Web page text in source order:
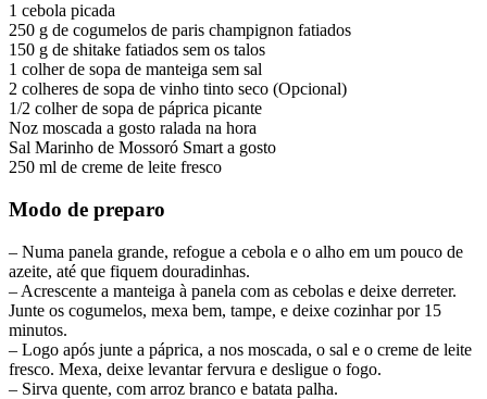
1 cebola picada
250 g de cogumelos de paris champignon fatiados
150 g de shitake fatiados sem os talos
1 colher de sopa de manteiga sem sal
2 colheres de sopa de vinho tinto seco (Opcional)
1/2 colher de sopa de páprica picante
Noz moscada a gosto ralada na hora
Sal Marinho de Mossoró Smart a gosto
250 ml de creme de leite fresco
Modo de preparo
– Numa panela grande, refogue a cebola e o alho em um pouco de
azeite, até que fiquem douradinhas.
– Acrescente a manteiga à panela com as cebolas e deixe derreter.
Junte os cogumelos, mexa bem, tampe, e deixe cozinhar por 15
minutos.
– Logo após junte a páprica, a nos moscada, o sal e o creme de leite
fresco. Mexa, deixe levantar fervura e desligue o fogo.
– Sirva quente, com arroz branco e batata palha.